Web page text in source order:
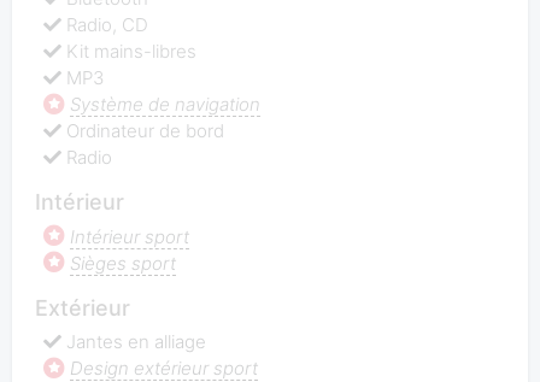
Radio, CD
Kit mains-libres
MP3
Système de navigation
Ordinateur de bord
Radio
Intérieur
Intérieur sport
Sièges sport
Extérieur
Jantes en alliage
Design extérieur sport